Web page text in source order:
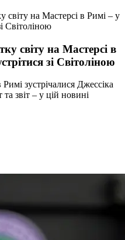
світу на Мастерсі в Римі – у
Світоліною
світу на Мастерсі в
зі Світоліною
зустрічалися Джессіка
звіт – у цій новині